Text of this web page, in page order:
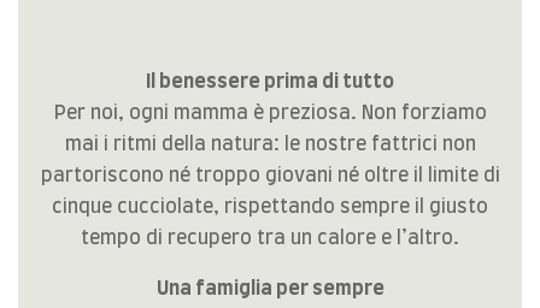
Il benessere prima di tutto
Per noi, ogni mamma è preziosa. Non forziamo
mai i ritmi della natura: le nostre fattrici non
partoriscono né troppo giovani né oltre il limite di
cinque cucciolate, rispettando sempre il giusto
tempo di recupero tra un calore e l’altro.
Una famiglia per sempre